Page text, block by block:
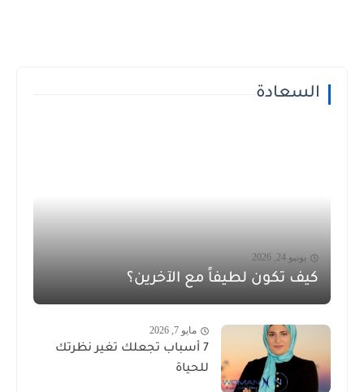
السعادة
يونيو 24, 2026
كيف تكون لطيفاً مع الآخرين؟
مايو 7, 2026
7 أسباب تجعلك تغير نظرتك
للحياة